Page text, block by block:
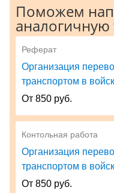
Поможем
аналогичную
Реферат
Организация
транспортом в
От 850 руб.
Контольная работа
Организация
транспортом в
От 850 руб.